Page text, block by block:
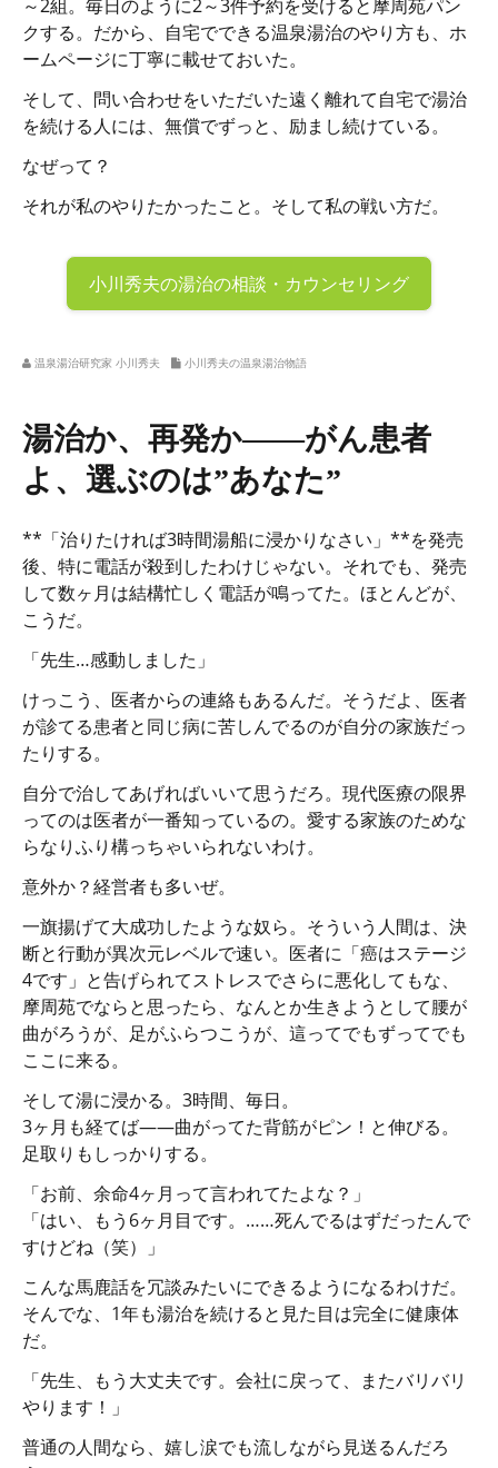
～2組。毎日のように2～3件予約を受けると摩周苑パン
クする。だから、自宅でできる温泉湯治のやり方も、ホ
ームページに丁寧に載せておいた。
そして、問い合わせをいただいた遠く離れて自宅で湯治
を続ける人には、無償でずっと、励まし続けている。
なぜって？
それが私のやりたかったこと。そして私の戦い方だ。
小川秀夫の湯治の相談・カウンセリング
温泉湯治研究家 小川秀夫 小川秀夫の温泉湯治物語
湯治か、再発か――がん患者
よ、選ぶのは”あなた”
**「治りたければ3時間湯船に浸かりなさい」**を発売
後、特に電話が殺到したわけじゃない。それでも、発売
して数ヶ月は結構忙しく電話が鳴ってた。ほとんどが、
こうだ。
「先生…感動しました」
けっこう、医者からの連絡もあるんだ。そうだよ、医者
が診てる患者と同じ病に苦しんでるのが自分の家族だっ
たりする。
自分で治してあげればいいて思うだろ。現代医療の限界
ってのは医者が一番知っているの。愛する家族のためな
らなりふり構っちゃいられないわけ。
意外か？経営者も多いぜ。
一旗揚げて大成功したような奴ら。そういう人間は、決
断と行動が異次元レベルで速い。医者に「癌はステージ
4です」と告げられてストレスでさらに悪化してもな、
摩周苑でならと思ったら、なんとか生きようとして腰が
曲がろうが、足がふらつこうが、這ってでもずってでも
ここに来る。
そして湯に浸かる。3時間、毎日。
3ヶ月も経てば――曲がってた背筋がピン！と伸びる。
足取りもしっかりする。
「お前、余命4ヶ月って言われてたよな？」
「はい、もう6ヶ月目です。……死んでるはずだったんで
すけどね（笑）」
こんな馬鹿話を冗談みたいにできるようになるわけだ。
そんでな、1年も湯治を続けると見た目は完全に健康体
だ。
「先生、もう大丈夫です。会社に戻って、またバリバリ
やります！」
普通の人間なら、嬉し涙でも流しながら見送るんだろ